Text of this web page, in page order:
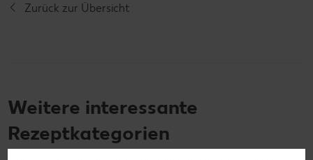
Zurück zur Übersicht
Weitere interessante
Rezeptkategorien